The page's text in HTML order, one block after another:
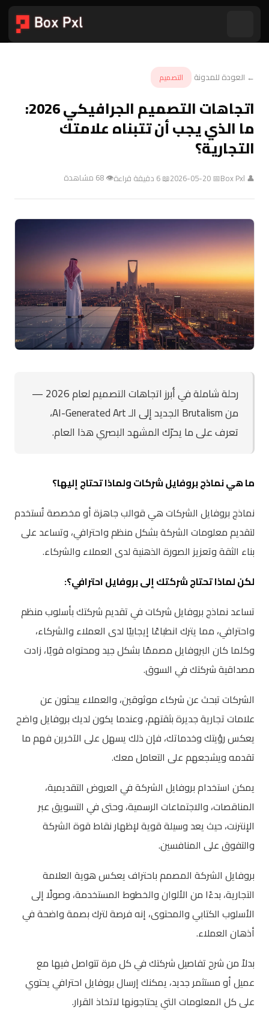
← العودة للمدونة التصميم
اتجاهات التصميم الجرافيكي 2026:
ما الذي يجب أن تتبناه علامتك
التجارية؟
👤 Box Pxl
📅 2026-05-20 📖 6 دقيقة قراءة 👁 68 مشاهدة
رحلة شاملة في أبرز اتجاهات التصميم لعام 2026 —
من Brutalism الجديد إلى الـ AI-Generated Art،
تعرف على ما يحرّك المشهد البصري هذا العام.
ما هي نماذج بروفايل شركات ولماذا تحتاج إليها؟
نماذج بروفايل الشركات هي قوالب جاهزة أو مخصصة تُستخدم
لتقديم معلومات الشركة بشكل منظم واحترافي، وتساعد على
بناء الثقة وتعزيز الصورة الذهنية لدى العملاء والشركاء.
لكن لماذا تحتاج شركتك إلى بروفايل احترافي؟:
تساعد نماذج بروفايل شركات في تقديم شركتك بأسلوب منظم
واحترافي، مما يترك انطباعًا إيجابيًا لدى العملاء والشركاء،
وكلما كان البروفايل مصممًا بشكل جيد ومحتواه قويًا، زادت
مصداقية شركتك في السوق.
الشركات تبحث عن شركاء موثوقين، والعملاء يبحثون عن
علامات تجارية جديرة بثقتهم، وعندما يكون لديك بروفايل واضح
يعكس رؤيتك وخدماتك، فإن ذلك يسهل على الآخرين فهم ما
تقدمه ويشجعهم على التعامل معك.
يمكن استخدام بروفايل الشركة في العروض التقديمية،
المناقصات، والاجتماعات الرسمية، وحتى في التسويق عبر
الإنترنت، حيث يعد وسيلة قوية لإظهار نقاط قوة الشركة
والتفوق على المنافسين.
بروفايل الشركة المصمم باحتراف يعكس هوية العلامة
التجارية، بدءًا من الألوان والخطوط المستخدمة، وصولًا إلى
الأسلوب الكتابي والمحتوى، إنه فرصة لترك بصمة واضحة في
أذهان العملاء.
بدلاً من شرح تفاصيل شركتك في كل مرة تتواصل فيها مع
عميل أو مستثمر جديد، يمكنك إرسال بروفايل احترافي يحتوي
على كل المعلومات التي يحتاجونها لاتخاذ القرار.